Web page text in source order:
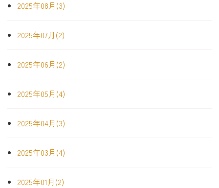
2025年08月(3)
2025年07月(2)
2025年06月(2)
2025年05月(4)
2025年04月(3)
2025年03月(4)
2025年01月(2)